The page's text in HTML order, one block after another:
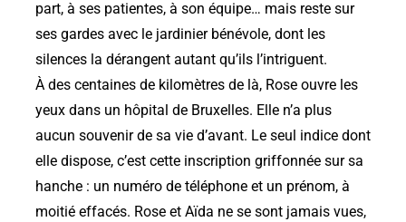
part, à ses patientes, à son équipe… mais reste sur
ses gardes avec le jardinier bénévole, dont les
silences la dérangent autant qu’ils l’intriguent.
À des centaines de kilomètres de là, Rose ouvre les
yeux dans un hôpital de Bruxelles. Elle n’a plus
aucun souvenir de sa vie d’avant. Le seul indice dont
elle dispose, c’est cette inscription griffonnée sur sa
hanche : un numéro de téléphone et un prénom, à
moitié effacés. Rose et Aïda ne se sont jamais vues,